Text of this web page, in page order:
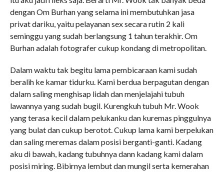
dengan Om Burhan yang selama ini membutuhkan jasa
privat dariku, yaitu pelayanan sex secara rutin 2 kali
seminggu yang sudah berlangsung 1 tahun terakhir. Om
Burhan adalah fotografer cukup kondang di metropolitan.
Dalam waktu tak begitu lama pembicaraan kami sudah
beralih ke kamar tidurku. Kami berdua berpagutan dengan
dalam saling menghisap lidah dan menjelajahi tubuh
lawannya yang sudah bugil. Kurengkuh tubuh Mr. Wook
yang terasa kecil dalam pelukanku dan kuremas pinggulnya
yang bulat dan cukup berotot. Cukup lama kami berpelukan
dan saling meremas dalam posisi berganti-ganti. Kadang
aku di bawah, kadang tubuhnya dann kadang kami dalam
posisi miring. Bibirnya lembut dan mungil serta kemerahan